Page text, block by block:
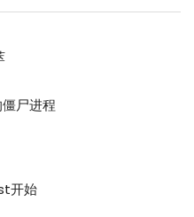
尸进程
开始